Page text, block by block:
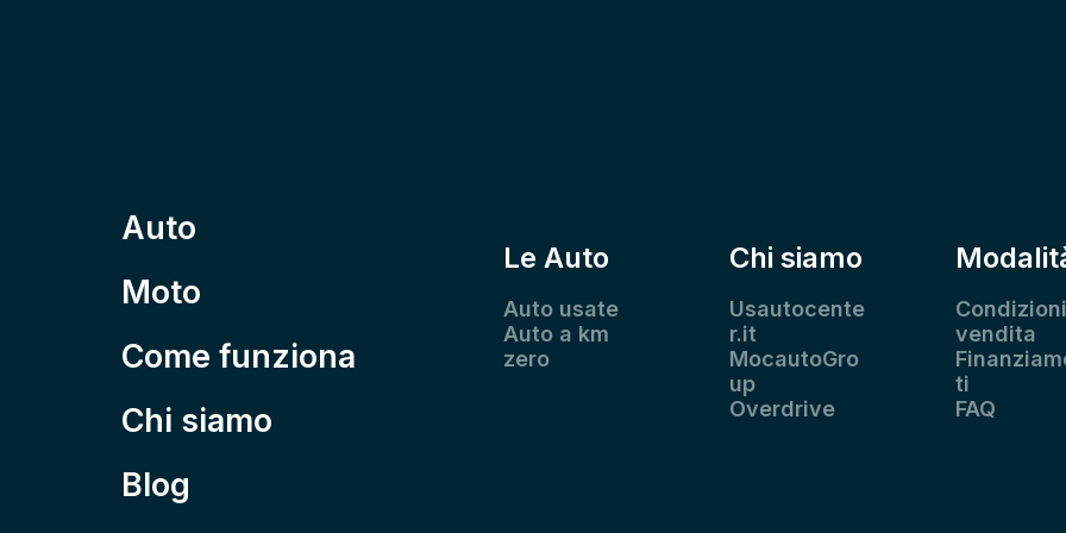
Auto
Moto
Come funziona
Chi siamo
Blog
Le Auto
Auto usate
Auto a km
zero
Chi siamo
Usautocente
r.it
MocautoGro
up
Overdrive
vendita
ti
FAQ